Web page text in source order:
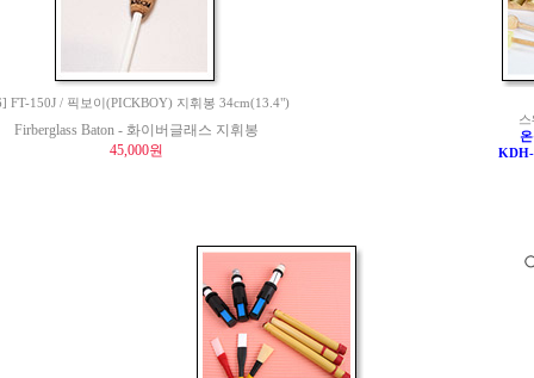
FT-150J / 픽보이(PICKBOY) 지휘봉 34cm(13.4")
Firberglass Baton - 화이버글래스 지휘봉
45,000원
KDH-